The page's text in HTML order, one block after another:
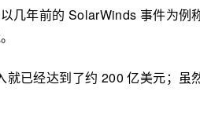
几年前的 SolarWinds 事件为
已经达到了约 200 亿美元；虽